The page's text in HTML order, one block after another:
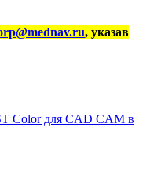
, указав
Color для CAD CAM в